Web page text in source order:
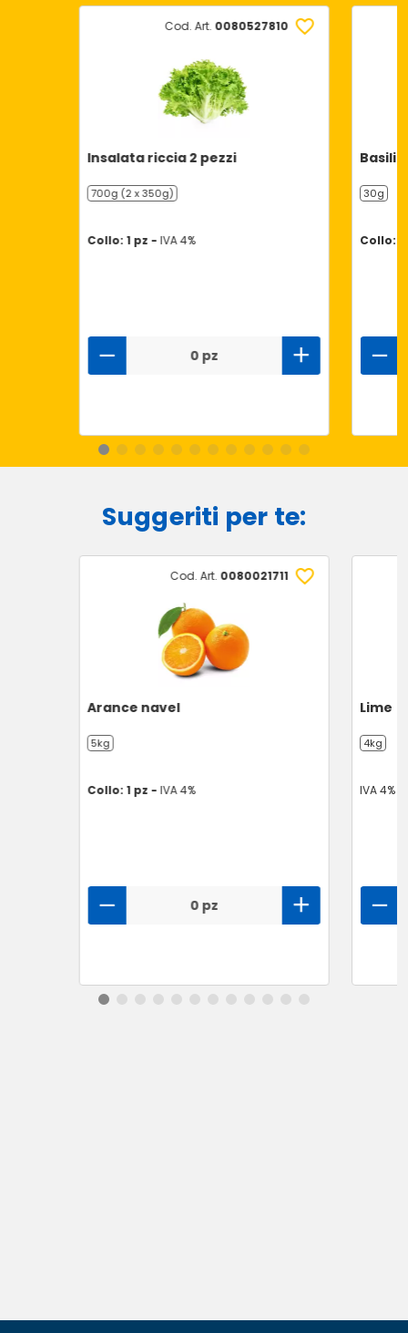
Cod. Art. 0080527810
Insalata riccia 2 pezzi
700g (2 x 350g)
Collo: 1 pz - IVA 4%
0 pz
30g
Collo:
Suggeriti per te:
Cod. Art. 0080021711
Arance navel
5kg
Collo: 1 pz - IVA 4%
0 pz
Lime
4kg
IVA 4%